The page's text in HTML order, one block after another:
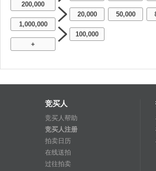
200,000
20,000
50,000
1,000,000
100,000
+
竞买人
竞买人帮助
竞买人注册
拍卖日历
在线送拍
过往拍卖